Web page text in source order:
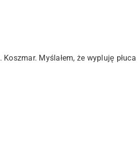
Myślałem, że wypluję płuca